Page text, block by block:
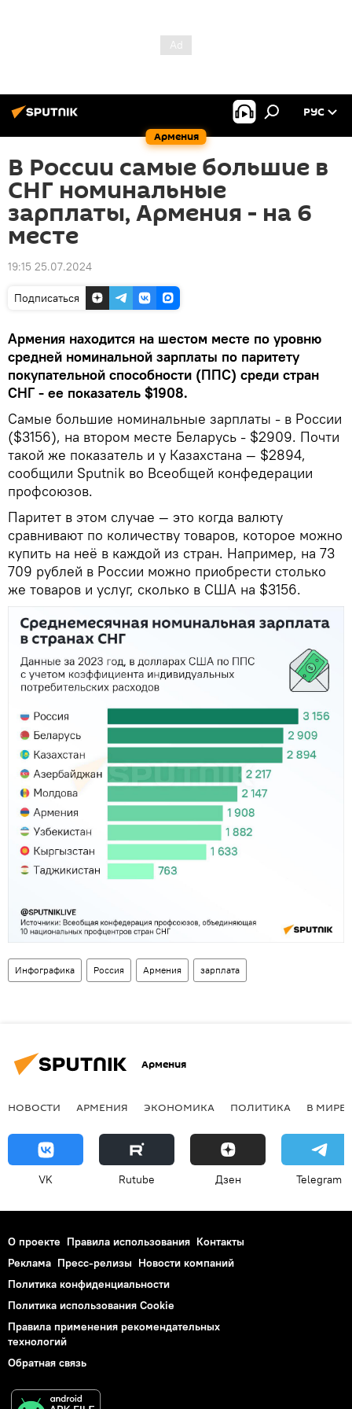
Армения
РУС
В России самые большие в
СНГ номинальные
зарплаты, Армения - на 6
месте
19:15 25.07.2024
Подписаться
Армения находится на шестом месте по уровню
средней номинальной зарплаты по паритету
покупательной способности (ППС) среди стран
СНГ - ее показатель $1908.
Самые большие номинальные зарплаты - в России
($3156), на втором месте Беларусь - $2909. Почти
такой же показатель и у Казахстана — $2894,
сообщили Sputnik во Всеобщей конфедерации
профсоюзов.
Паритет в этом случае — это когда валюту
сравнивают по количеству товаров, которое можно
купить на неё в каждой из стран. Например, на 73
709 рублей в России можно приобрести столько
же товаров и услуг, сколько в США на $3156.
Инфографика Россия Армения зарплата
Армения
НОВОСТИ АРМЕНИЯ ЭКОНОМИКА ПОЛИТИКА В МИРЕ
VK Rutube Дзен Telegram
О проекте Правила использования Контакты
Реклама Пресс-релизы Новости компаний
Политика конфиденциальности
Политика использования Cookie
Правила применения рекомендательных
технологий
Обратная связь